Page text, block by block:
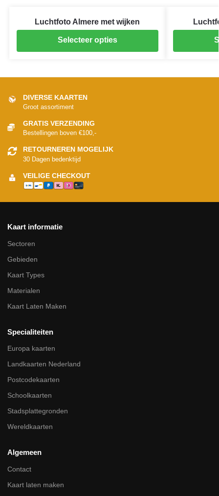
Luchtfoto Almere met wijken
Selecteer opties
DIVERSE KAARTEN
Groot assortiment
GRATIS VERZENDING
Bestellingen boven €100,-
RETOURNEREN MOGELIJK
30 Dagen bedenktijd
VEILIGE CHECKOUT
Kaart informatie
Sectoren
Gebieden
Kaart Types
Materialen
Kaart Laten Maken
Specialiteiten
Europa kaarten
Landkaarten Nederland
Postcodekaarten
Schoolkaarten
Stadsplattegronden
Wereldkaarten
Algemeen
Contact
Kaart laten maken